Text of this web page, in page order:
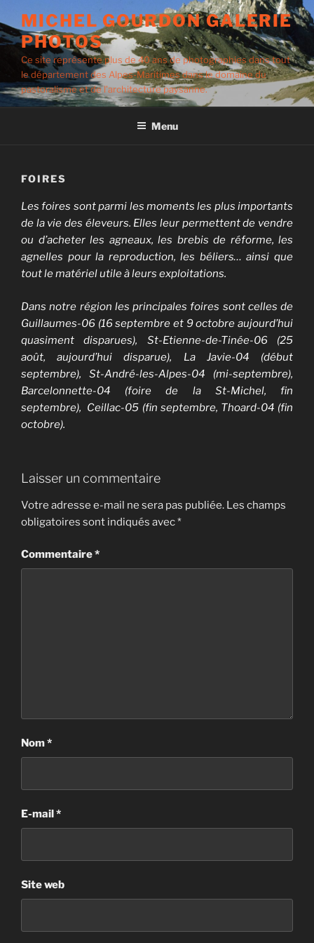
au
contenu
principal
MICHEL GOURDON GALERIE
PHOTOS
Ce site représente plus de 40 ans de photographies dans tout
le département des Alpes-Maritimes dans le domaine du
pastoralisme et de l’architecture paysanne.
Menu
FOIRES
Les foires sont parmi les moments les plus importants
de la vie des éleveurs. Elles leur permettent de vendre
ou d’acheter les agneaux, les brebis de réforme, les
agnelles pour la reproduction, les béliers… ainsi que
tout le matériel utile à leurs exploitations.
Dans notre région les principales foires sont celles de
Guillaumes-06 (16 septembre et 9 octobre aujourd’hui
quasiment disparues), St-Etienne-de-Tinée-06 (25
août, aujourd’hui disparue), La Javie-04 (début
septembre), St-André-les-Alpes-04 (mi-septembre),
Barcelonnette-04 (foire de la St-Michel, fin
septembre), Ceillac-05 (fin septembre, Thoard-04 (fin
octobre).
Laisser un commentaire
Votre adresse e-mail ne sera pas publiée. Les champs
obligatoires sont indiqués avec*
Commentaire*
Nom*
E-mail*
Site web